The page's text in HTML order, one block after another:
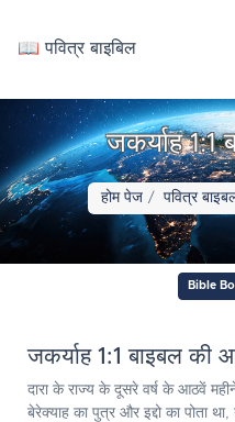
📖 पवित्र बाइबिल
जकर्याह
होम पेज पवित्र
Bible
जकर्याह 1:1 बाइबल की
दारा के राज्य के दूसरे वर्ष के आठवें
बेरेक्याह का पुत्र और इद्दो का पोता